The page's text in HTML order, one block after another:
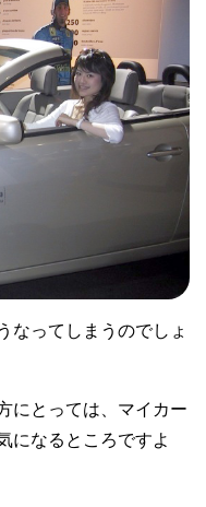
なってしまうのでしょ
にとっては、マイカー
になるところですよ